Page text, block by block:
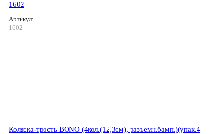
1602
Артикул:
1602
Коляска-трость BONO (4кол.(12,3см), разъемн.бамп.)(упак.4